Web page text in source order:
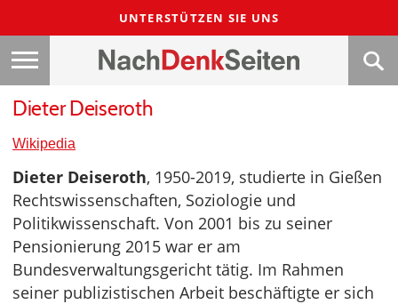
UNTERSTÜTZEN SIE UNS
Dieter Deiseroth
Wikipedia
Dieter Deiseroth, 1950-2019, studierte in Gießen
Rechtswissenschaften, Soziologie und
Politikwissenschaft. Von 2001 bis zu seiner
Pensionierung 2015 war er am
Bundesverwaltungsgericht tätig. Im Rahmen
seiner publizistischen Arbeit beschäftigte er sich